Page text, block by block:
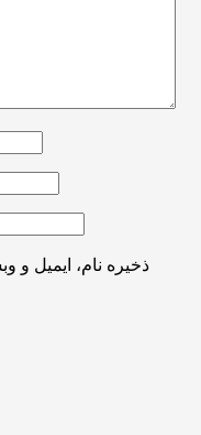
ذخیره نام، ایمیل و